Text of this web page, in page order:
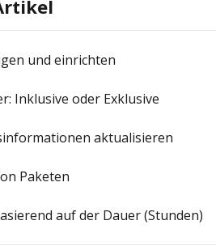
und einrichten
Inklusive oder Exklusive
aktualisieren
Paketen
auf der Dauer (Stunden)